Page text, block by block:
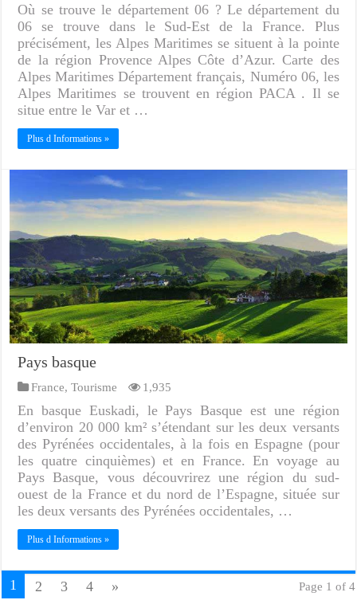
Où se trouve le département 06 ? Le département du
06 se trouve dans le Sud-Est de la France. Plus
précisément, les Alpes Maritimes se situent à la pointe
de la région Provence Alpes Côte d’Azur. Carte des
Alpes Maritimes Département français, Numéro 06, les
Alpes Maritimes se trouvent en région PACA . Il se
situe entre le Var et …
Plus d Informations »
Pays basque
France,Tourisme 1,935
En basque Euskadi, le Pays Basque est une région
d’environ 20 000 km² s’étendant sur les deux versants
des Pyrénées occidentales, à la fois en Espagne (pour
les quatre cinquièmes) et en France. En voyage au
Pays Basque, vous découvrirez une région du sud-
ouest de la France et du nord de l’Espagne, située sur
les deux versants des Pyrénées occidentales, …
Plus d Informations »
Page 1 of 4
1 2 3 4 »